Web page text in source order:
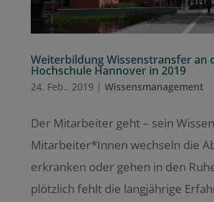
Weiterbildung Wissenstransfer an
Hochschule Hannover in 2019
24. Feb.. 2019 | Wissensmanagement
Der Mitarbeiter geht – sein
Mitarbeiter*Innen wechseln die
erkranken oder gehen in den
plötzlich fehlt die langjährige